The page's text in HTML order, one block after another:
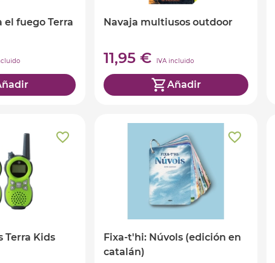
el fuego Terra
Navaja multiusos outdoor
11,95 € IVA incluido
Añadir
Terra Kids
Fixa-t'hi: Núvols (edición en
catalán)